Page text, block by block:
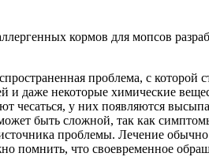
кормов для мопсов
проблема, с
и даже некоторые химические
чесаться, у них появляются
быть сложной, так как
проблемы. Лечение
помнить, что своевременное